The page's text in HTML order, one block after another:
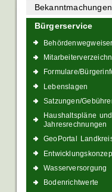
Bekanntmachungen
Bürgerservice
Behördenwegweiser
Formulare/
Lebenslagen
Satzungen/
Haushaltspläne und
Jahresrechnungen
GeoPortal
Wasserversorgung
Bodenrichtwerte